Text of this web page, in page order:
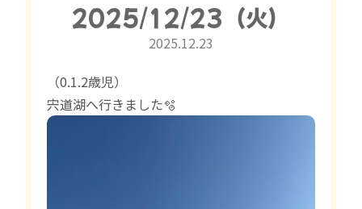
2025/12/23（火）
2025.12.23
（0.1.2歳児）
宍道湖へ行きました🫧